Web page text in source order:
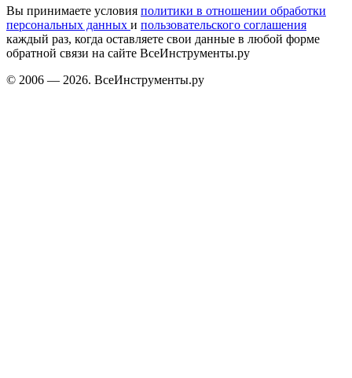
Вы принимаете условия политики в отношении обработки
персональных данных и пользовательского соглашения
каждый раз, когда оставляете свои данные в любой форме
обратной связи на сайте ВсеИнструменты.ру
© 2006 — 2026. ВсеИнструменты.ру